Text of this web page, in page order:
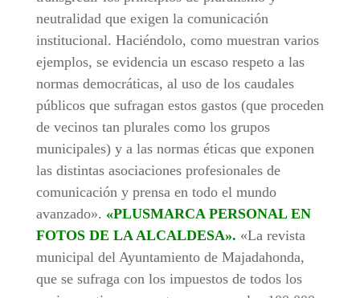
neutralidad que exigen la comunicación
institucional. Haciéndolo, como muestran varios
ejemplos, se evidencia un escaso respeto a las
normas democráticas, al uso de los caudales
públicos que sufragan estos gastos (que proceden
de vecinos tan plurales como los grupos
municipales) y a las normas éticas que exponen
las distintas asociaciones profesionales de
comunicación y prensa en todo el mundo
avanzado». «PLUSMARCA PERSONAL EN
FOTOS DE LA ALCALDESA». «La revista
municipal del Ayuntamiento de Majadahonda,
que se sufraga con los impuestos de todos los